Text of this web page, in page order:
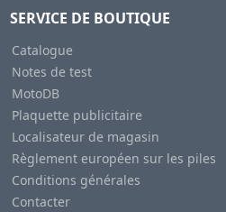
SERVICE DE BOUTIQUE
Catalogue
Notes de test
MotoDB
Plaquette publicitaire
Localisateur de magasin
Règlement européen sur les piles
Conditions générales
Contacter